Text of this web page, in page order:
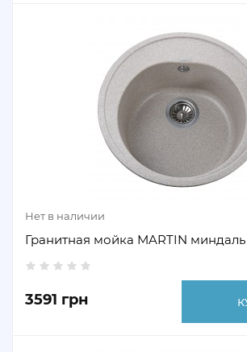
Нет в наличии
Гранитная мойка MARTIN миндаль
3591 грн